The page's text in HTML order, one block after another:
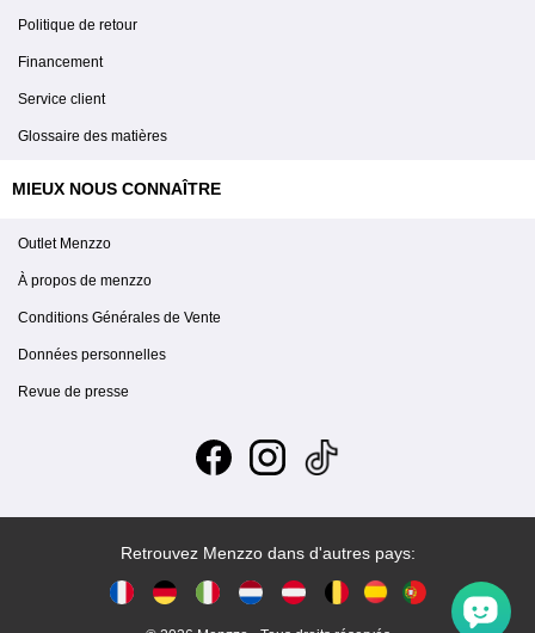
Politique de retour
Financement
Service client
Glossaire des matières
MIEUX NOUS CONNAÎTRE
Outlet Menzzo
À propos de menzzo
Conditions Générales de Vente
Données personnelles
Revue de presse
Retrouvez Menzzo dans d'autres pays: